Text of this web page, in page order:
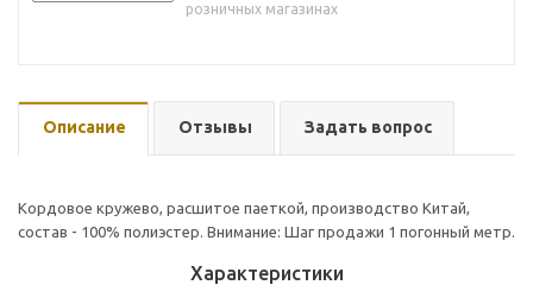
розничных магазинах
Описание Отзывы Задать вопрос
Кордовое кружево, расшитое паеткой, производство Китай,
состав - 100% полиэстер. Внимание: Шаг продажи 1 погонный метр.
Характеристики